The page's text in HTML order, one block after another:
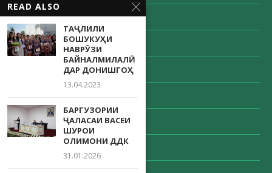
Ноябрь 2020
Октябрь 2020
Сентябрь 2020
Май 2020
Апрель 2020
READ ALSO
ТАҶЛИЛИ
БОШУКУҲИ
НАВРӮЗИ
БАЙНАЛМИЛАЛӢ
ДАР ДОНИШГОҲ
13.04.2023
БАРГУЗОРИИ
ҶАЛАСАИ ВАСЕИ
ШУРОИ
ОЛИМОНИ ДДК
31.01.2026